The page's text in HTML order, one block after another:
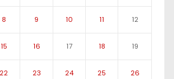
8 9 10 11 12
15 16 17 18 19
22 23 24 25 26